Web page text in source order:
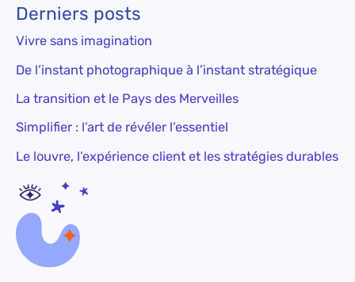
Derniers posts
Vivre sans imagination
De l’instant photographique à l’instant stratégique
La transition et le Pays des Merveilles
Simplifier : l’art de révéler l’essentiel
Le louvre, l’expérience client et les stratégies durables